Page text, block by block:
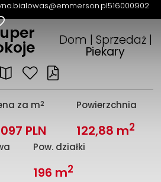
516000902
Dom | Sprzedaż |
Piekary
za m2
PLN
Powierzchnia
122,88 m2
Pow. działki
196 m2